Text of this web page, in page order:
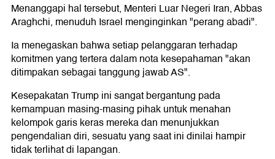
Menanggapi hal tersebut, Menteri Luar Negeri Iran, Abbas
Araghchi, menuduh Israel menginginkan "perang abadi".
Ia menegaskan bahwa setiap pelanggaran terhadap
komitmen yang tertera dalam nota kesepahaman "akan
ditimpakan sebagai tanggung jawab AS".
Kesepakatan Trump ini sangat bergantung pada
kemampuan masing-masing pihak untuk menahan
kelompok garis keras mereka dan menunjukkan
pengendalian diri, sesuatu yang saat ini dinilai hampir
tidak terlihat di lapangan.